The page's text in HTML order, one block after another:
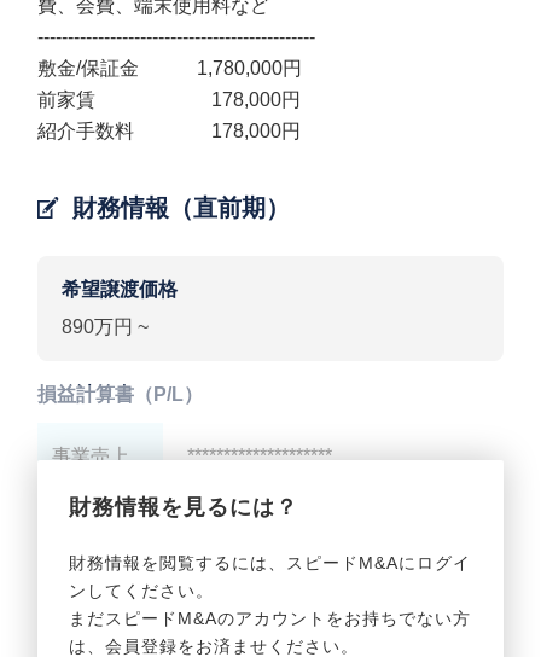
費、会費、端末使用料など
----------------------------------------------
敷金/保証金 1,780,000円
前家賃 178,000円
紹介手数料 178,000円
財務情報（直前期）
希望譲渡価格
890万円 ~
財務情報を見るには？
財務情報を閲覧するには、スピードM&Aにログイ
ンしてください。
まだスピードM&Aのアカウントをお持ちでない方
は、会員登録をお済ませください。
損益計算書（P/L）
事業売上 ********************
事業利益 ********************
貸借対照表（B/S）